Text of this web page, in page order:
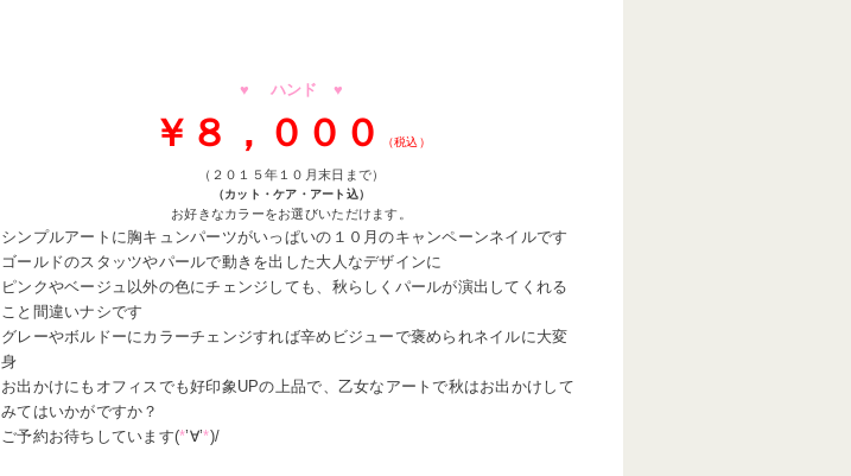
♥ ハンド ♥
￥８，０００ （税込）
（２０１５年１０月末日まで）
（カット・ケア・アート込）
お好きなカラーをお選びいただけます。
シンプルアートに胸キュンパーツがいっぱいの１０月のキャンペーンネイルです
ゴールドのスタッツやパールで動きを出した大人なデザインに
ピンクやベージュ以外の色にチェンジしても、秋らしくパールが演出してくれる
こと間違いナシです
グレーやボルドーにカラーチェンジすれば辛めビジューで褒められネイルに大変
身
お出かけにもオフィスでも好印象UPの上品で、乙女なアートで秋はお出かけして
みてはいかがですか？
ご予約お待ちしています(*’∀’*)/